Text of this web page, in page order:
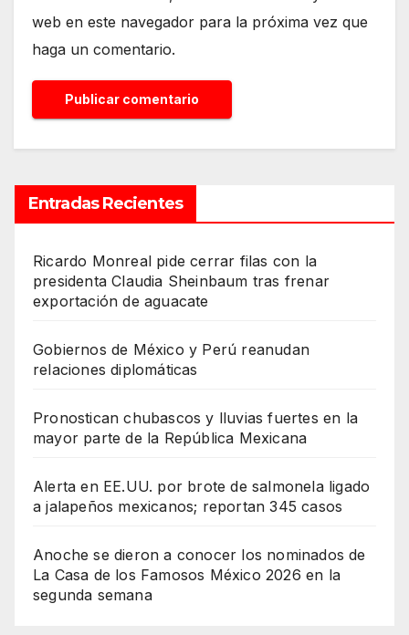
web en este navegador para la próxima vez que
haga un comentario.
Entradas Recientes
Ricardo Monreal pide cerrar filas con la
presidenta Claudia Sheinbaum tras frenar
exportación de aguacate
Gobiernos de México y Perú reanudan
relaciones diplomáticas
Pronostican chubascos y lluvias fuertes en la
mayor parte de la República Mexicana
Alerta en EE.UU. por brote de salmonela ligado
a jalapeños mexicanos; reportan 345 casos
Anoche se dieron a conocer los nominados de
La Casa de los Famosos México 2026 en la
segunda semana